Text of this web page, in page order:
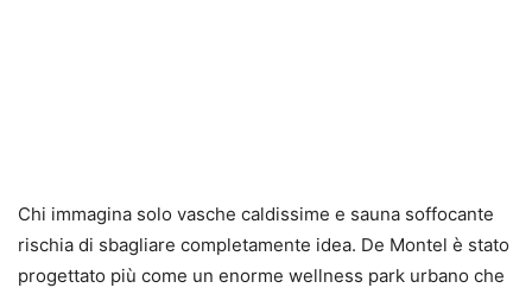
Chi immagina solo vasche caldissime e sauna soffocante
rischia di sbagliare completamente idea. De Montel è stato
progettato più come un enorme wellness park urbano che